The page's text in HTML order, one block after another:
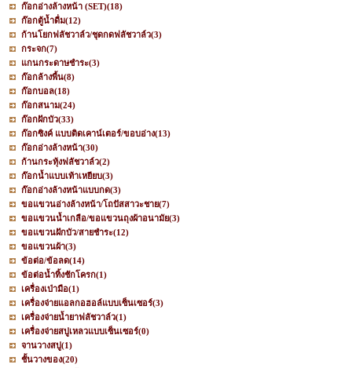
ก๊อกอ่างล้างหน้า (SET)(18)
ก๊อกตู้น้ำดื่ม(12)
ก้านโยกฟลัชวาล์ว/ชุดกดฟลัชวาล์ว(3)
กระจก(7)
แกนกระดาษชำระ(3)
ก๊อกล้างพื้น(8)
ก๊อกบอล(18)
ก๊อกสนาม(24)
ก๊อกฝักบัว(33)
ก๊อกซิงค์ แบบติดเคาน์เตอร์/ขอบอ่าง(13)
ก๊อกอ่างล้างหน้า(30)
ก้านกระทุ้งฟลัชวาล์ว(2)
ก๊อกน้ำแบบเท้าเหยียบ(3)
ก๊อกอ่างล้างหน้าแบบกด(3)
ขอแขวนอ่างล้างหน้า/โถปัสสาวะชาย(7)
ขอแขวนน้ำเกลือ/ขอแขวนถุงผ้าอนามัย(3)
ขอแขวนฝักบัว/สายชำระ(12)
ขอแขวนผ้า(3)
ข้อต่อ/ข้อลด(14)
ข้อต่อน้ำทิ้งชักโครก(1)
เครื่องเป่ามือ(1)
เครื่องจ่ายแอลกอฮอล์แบบเซ็นเซอร์(3)
เครื่องจ่ายน้ำยาฟลัชวาล์ว(1)
เครื่องจ่ายสบู่เหลวแบบเซ็นเซอร์(0)
จานวางสบู่(1)
ชั้นวางของ(20)